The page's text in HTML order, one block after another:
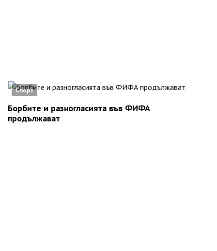
Спорт
Борбите и разногласията във ФИФА
продължават